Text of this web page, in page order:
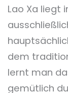
Lao Xa liegt
dem
lernt man
gemütlich